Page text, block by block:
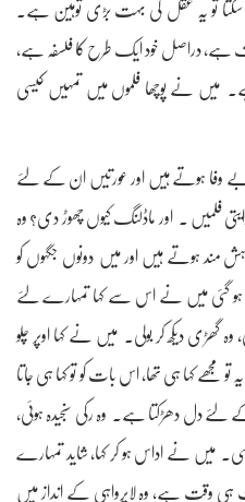
تو یہ عقل کی بہت بڑی توہین ہے۔
ہے، دراصل خود ایک طرح کا فلسفہ ہے،
میں نے پوچھا فلموں میں تمہیں کیسی
بے وفا ہوتے ہیں اور عورتیں ان کے لئے
فلمیں ۔ اور ماڈلنگ کیوں چھوڑ دی؟ وہ
مند ہوتے ہیں اور میں دونوں جگہوں کو
گئی میں نے اس سے کہا تمہارے لئے
گھڑی دیکھ کر بولی۔ میں نے کہا اوپر چلو
مجھے کہا ہی تھا، اس بات کو تو کہا ہی جاتا
دل دھڑکتا ہے۔ وہ رکی سنجیدہ ہوئی،
میں نے اداس ہو کر کہا، شاید تمہارے
ہے، وہ لاپرواہی کے انداز میں